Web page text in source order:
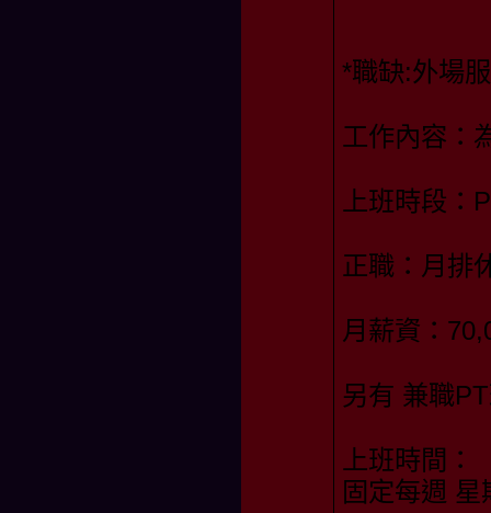
*職缺:外場
工作內容：
上班時段：
正職：月排
月薪資：
另有 兼職
上班時間：
固定每週